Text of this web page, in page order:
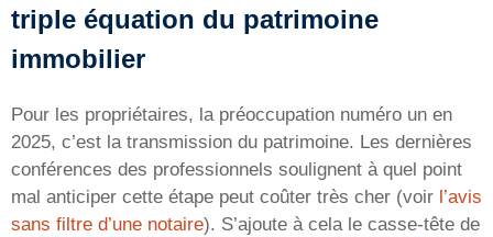
triple équation du patrimoine
immobilier
Pour les propriétaires, la préoccupation numéro un en
2025, c’est la transmission du patrimoine. Les dernières
conférences des professionnels soulignent à quel point
mal anticiper cette étape peut coûter très cher (voir l’avis
sans filtre d’une notaire). S’ajoute à cela le casse-tête de